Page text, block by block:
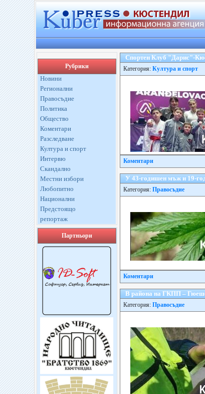
Рубрики
Новини
Регионални
Правосъдие
Политика
Общество
Коментари
Разследване
Култура и спорт
Интервю
Скандално
Местни избори
Любопитно
Национални
Предстоящо
репортаж
Партньори
Спортен Клуб "Дарис"-
Категория: Култура и спорт
Коментари
У 43-годишен мъж и 19-
Категория: Правосъдие
Коментари
В района на ГКПП –
Категория: Правосъдие